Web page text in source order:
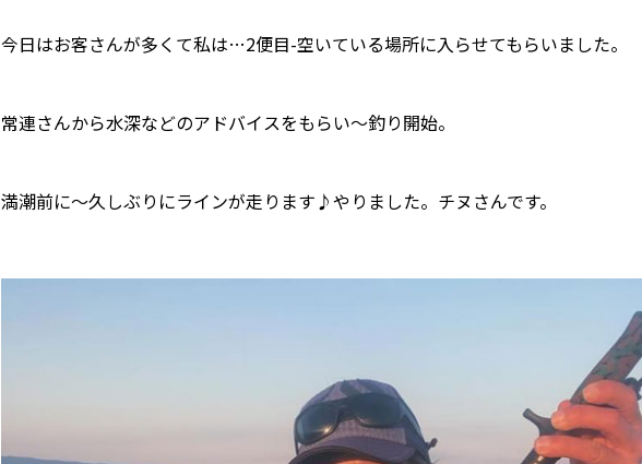
今日はお客さんが多くて私は…2便目-空いている場所に入らせてもらいました。
常連さんから水深などのアドバイスをもらい〜釣り開始。
満潮前に〜久しぶりにラインが走ります♪やりました。チヌさんです。